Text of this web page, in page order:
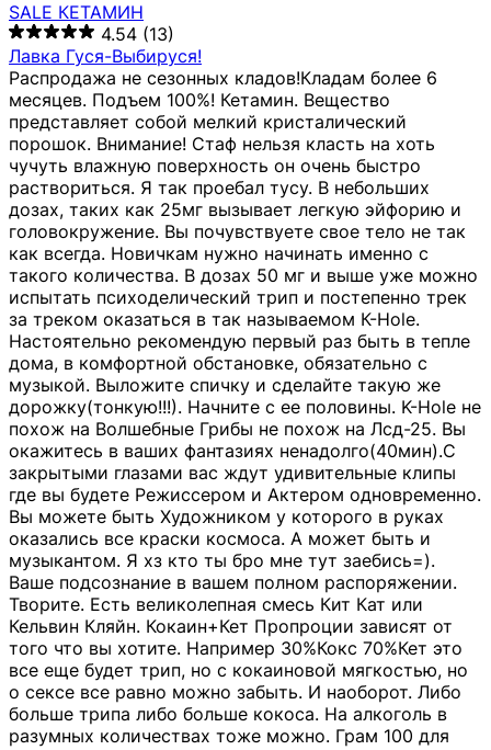
SALE КЕТАМИН
4.54 (13)
Лавка Гуся-Выбируся!
Распродажа не сезонных кладов!Кладам более 6
месяцев. Подъем 100%! Кетамин. Вещество
представляет собой мелкий кристалический
порошок. Внимание! Стаф нельзя класть на хоть
чучуть влажную поверхность он очень быстро
раствориться. Я так проебал тусу. В небольших
дозах, таких как 25мг вызывает легкую эйфорию и
головокружение. Вы почувствуете свое тело не так
как всегда. Новичкам нужно начинать именно с
такого количества. В дозах 50 мг и выше уже можно
испытать психоделический трип и постепенно трек
за треком оказаться в так называемом К-Hole.
Настоятельно рекомендую первый раз быть в тепле
дома, в комфортной обстановке, обязательно с
музыкой. Выложите спичку и сделайте такую же
дорожку(тонкую!!!). Начните с ее половины. K-Hole не
похож на Волшебные Грибы не похож на Лсд-25. Вы
окажитесь в ваших фантазиях ненадолго(40мин).С
закрытыми глазами вас ждут удивительные клипы
где вы будете Режиссером и Актером одновременно.
Вы можете быть Художником у которого в руках
оказались все краски космоса. А может быть и
музыкантом. Я хз кто ты бро мне тут заебись=).
Ваше подсознание в вашем полном распоряжении.
Творите. Есть великолепная смесь Кит Кат или
Кельвин Кляйн. Кокаин+Кет Пропроции зависят от
того что вы хотите. Например 30%Кокс 70%Кет это
все еще будет трип, но с кокаиновой мягкостью, но
о сексе все равно можно забыть. И наоборот. Либо
больше трипа либо больше кокоса. На алкоголь в
разумных количествах тоже можно. Грам 100 для